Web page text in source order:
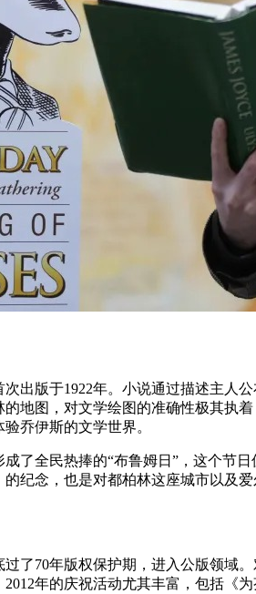
出版于1922年。小说通过描述主
地图，对文学绘图的准确性极其执
乔伊斯的文学世界。
了全民热捧的“布鲁姆日”，这个节
纪念，也是对都柏林这座城市以及爱
了70年版权保护期，进入公版领域
年的庆祝活动尤其丰富，包括《